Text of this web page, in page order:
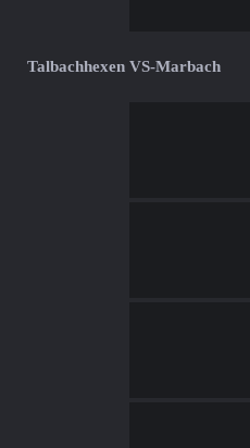
Talbachhexen VS-Marbach